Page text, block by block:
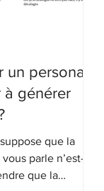
un persona
à générer
que la
parle n’est-ce
que la